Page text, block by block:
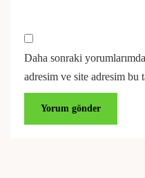
Daha sonraki
adresim ve site adresim bu